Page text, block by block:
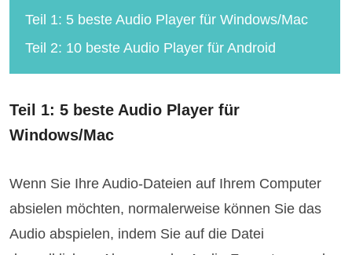
Teil 1: 5 beste Audio Player für Windows/Mac
Teil 2: 10 beste Audio Player für Android
Teil 1: 5 beste Audio Player für
Windows/Mac
Wenn Sie Ihre Audio-Dateien auf Ihrem Computer
absielen möchten, normalerweise können Sie das
Audio abspielen, indem Sie auf die Datei